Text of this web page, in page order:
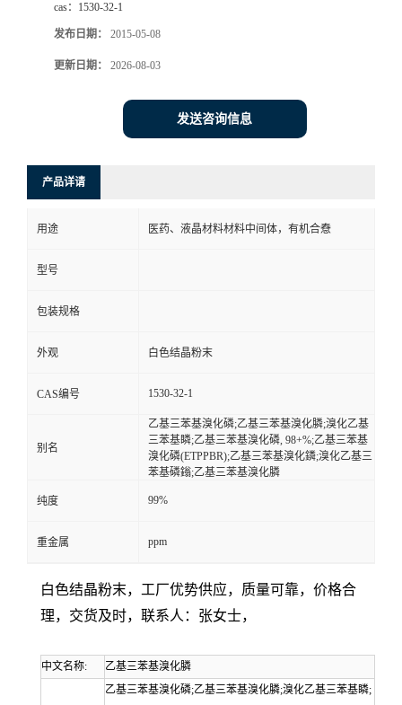
cas： 1530-32-1
发布日期： 2015-05-08
更新日期： 2026-08-03
发送咨询信息
产品详请
用途 医药、液晶材料材料中间体，有机合憃
型号
包装规格
外观 白色结晶粉末
CAS编号 1530-32-1
别名
乙基三苯基溴化磷;乙基三苯基溴化膦;溴化乙基
三苯基瞵;乙基三苯基溴化磷, 98+%;乙基三苯基
溴化磷(ETPPBR);乙基三苯基溴化鏻;溴化乙基三
苯基磷鎓;乙基三苯基溴化膦
纯度 99%
重金属 ppm
白色结晶粉末，工厂优势供应，质量可靠，价格合
理，交货及时，联系人：张女士，
中文名称: 乙基三苯基溴化膦
乙基三苯基溴化磷;乙基三苯基溴化膦;溴化乙基三苯基瞵;